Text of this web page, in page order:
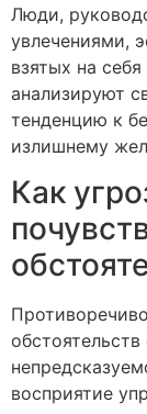
Люди,
увлечениями,
взятых на
анализируют
тенденцию к
излишнему
Как
восприятие